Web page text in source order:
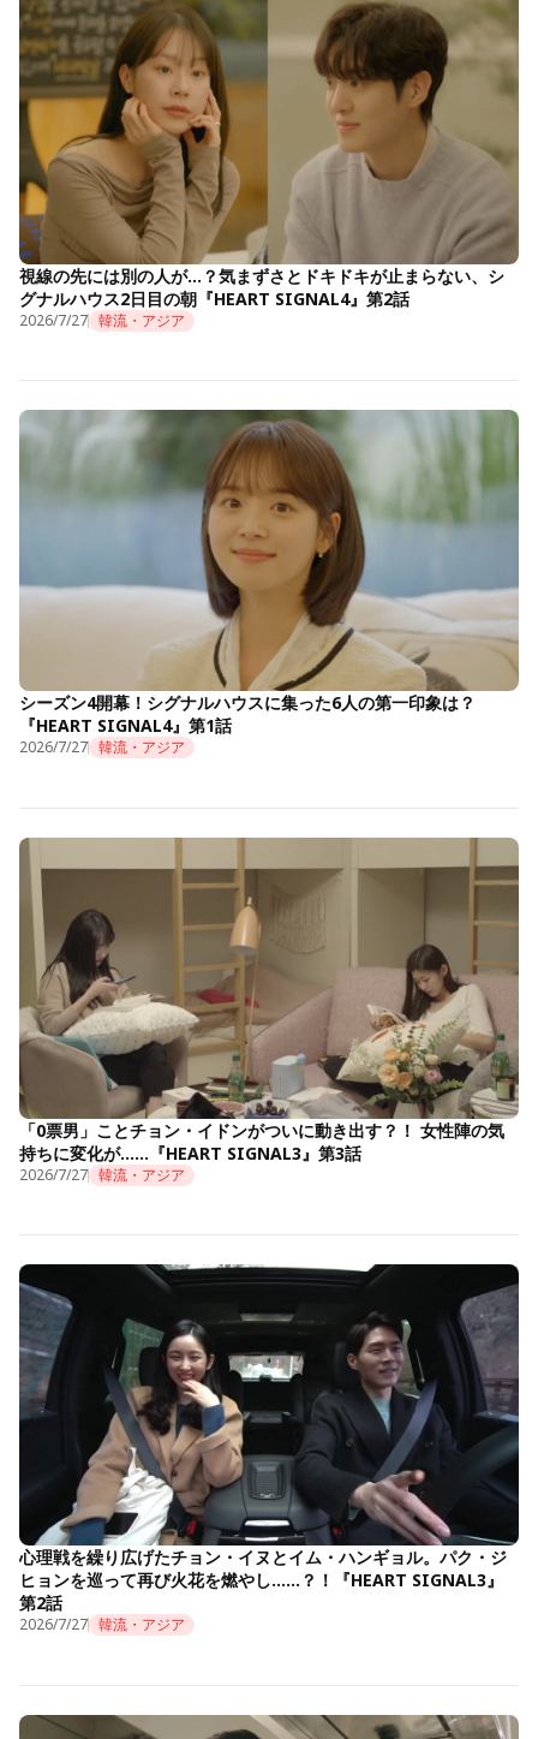
視線の先には別の人が…？気まずさとドキドキが止まらない、シ
グナルハウス2日目の朝『HEART SIGNAL4』第2話
2026/7/27 韓流・アジア
シーズン4開幕！シグナルハウスに集った6人の第一印象は？
『HEART SIGNAL4』第1話
2026/7/27 韓流・アジア
「0票男」ことチョン・イドンがついに動き出す？！ 女性陣の気
持ちに変化が……『HEART SIGNAL3』第3話
2026/7/27 韓流・アジア
心理戦を繰り広げたチョン・イヌとイム・ハンギョル。パク・ジ
ヒョンを巡って再び火花を燃やし……？！『HEART SIGNAL3』
第2話
2026/7/27 韓流・アジア